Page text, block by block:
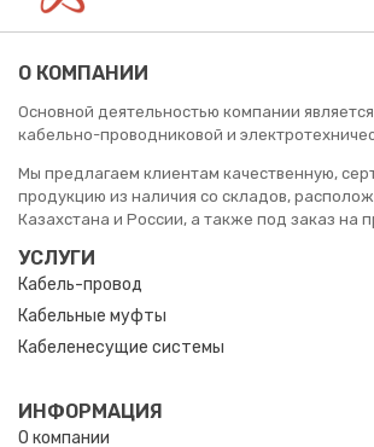
О КОМПАНИИ
Основной деятельностью компании
кабельно-проводниковой и
Мы предлагаем клиентам качественную,
продукцию из наличия со складов,
Казахстана и России, а также под заказ на
УСЛУГИ
Кабель-провод
Кабельные муфты
Кабеленесущие системы
ИНФОРМАЦИЯ
О компании